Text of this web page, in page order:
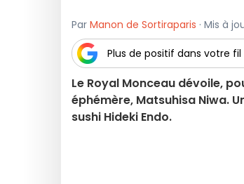
Par Manon de Sortiraparis · Mis à
Plus de positif dans votre fil
Le Royal Monceau dévoile,
éphémère, Matsuhisa Niwa.
sushi Hideki Endo.